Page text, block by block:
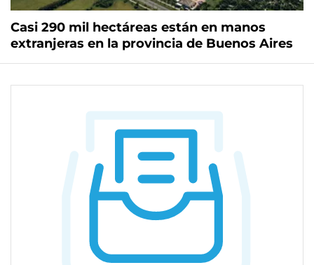
Casi 290 mil hectáreas están en manos
extranjeras en la provincia de Buenos Aires